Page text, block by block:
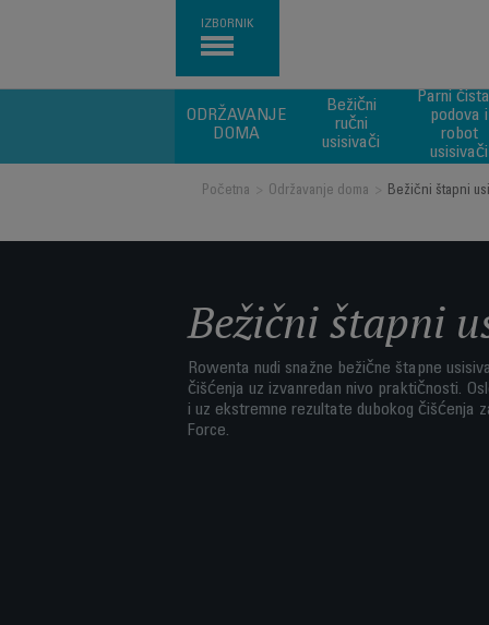
IZBORNIK
ODRŽAVANJE
DOMA
Bežični
ručni
usisivači
Parni
podova i
robot
usisivači
Početna Održavanje doma Bežični štapni
Bežični štapni
Rowenta nudi snažne bežične štapne
čišćenja uz izvanredan nivo praktičnosti.
i uz ekstremne rezultate dubokog čišćenja
Force.